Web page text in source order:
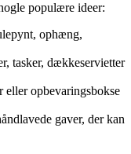
populære ideer:
ophæng,
tasker, dækkeservietter
eller opbevaringsbokse
gaver, der kan